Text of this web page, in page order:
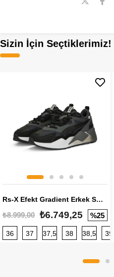
Sizin İçin Seçtiklerimiz!
Rs-X Efekt Gradient Erkek Sneaker
₺8.999,00 ₺6.749,25 %25
36 37 37,5 38 38,5 39